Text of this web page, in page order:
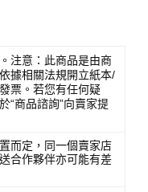
注意：此商品是由商
據相關法規開立紙本/
票。若您有任何疑
“商品諮詢”向賣家提
而定，同一個賣家店
合作夥伴亦可能有差